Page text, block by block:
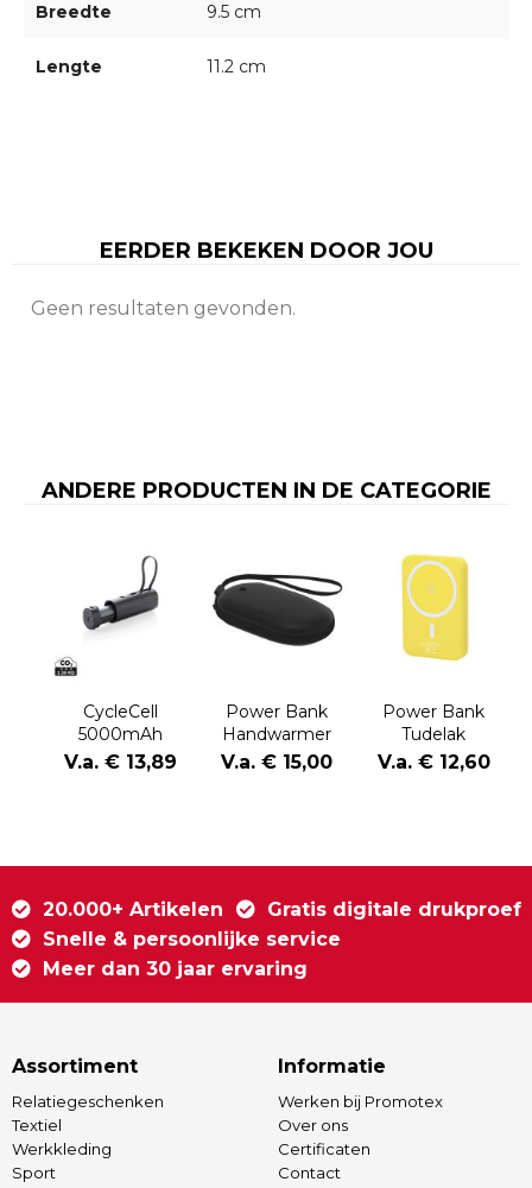
Breedte 9.5 cm
Lengte 11.2 cm
EERDER BEKEKEN DOOR JOU
Geen resultaten gevonden.
ANDERE PRODUCTEN IN DE CATEGORIE
CycleCell
5000mAh
powerbank met
verwijderbare
V.a. € 13,89
Power Bank
Handwarmer
Geax
V.a. € 15,00
Power Bank
Tudelak
V.a. € 12,60
20.000+ Artikelen
Gratis digitale drukproef
Snelle & persoonlijke service
Meer dan 30 jaar ervaring
Assortiment
Relatiegeschenken
Textiel
Werkkleding
Sport
Informatie
Werken bij Promotex
Over ons
Certificaten
Contact